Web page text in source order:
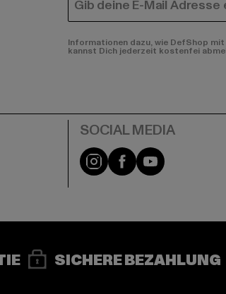
E-MAIL
Informationen dazu, wie DefShop
kannst Dich jederzeit kostenfei
Instagram
FacebookYouTube
SICHERE BEZAHLUNG